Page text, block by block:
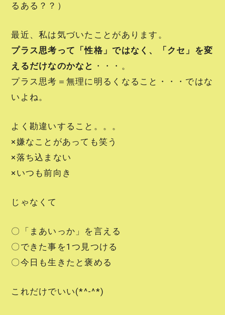
るある？？）
最近、私は気づいたことがあります。
プラス思考って「性格」ではなく、「クセ」を変
えるだけなのかなと ・・・。
プラス思考＝無理に明るくなること・・・ではな
いよね。
よく勘違いすること。。。
×嫌なことがあっても笑う
×落ち込まない
×いつも前向き
じゃなくて
〇「まあいっか」を言える
〇できた事を1つ見つける
〇今日も生きたと褒める
これだけでいい(*^-^*)